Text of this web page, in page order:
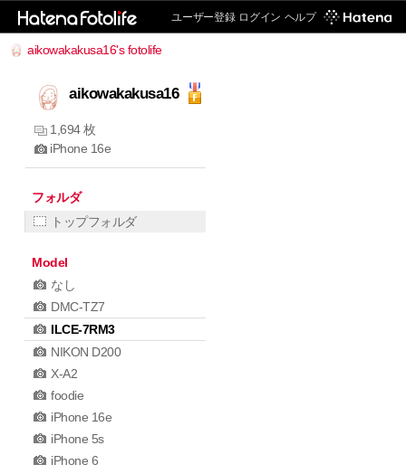
ユーザー登録 ログイン ヘルプ
aikowakakusa16's fotolife
aikowakakusa16
1,694 枚
iPhone 16e
フォルダ
トップフォルダ
Model
なし
DMC-TZ7
ILCE-7RM3
NIKON D200
X-A2
foodie
iPhone 16e
iPhone 5s
iPhone 6